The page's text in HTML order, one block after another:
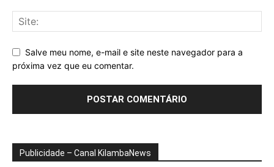
Salve meu nome, e-mail e site neste navegador para a
próxima vez que eu comentar.
Publicidade – Canal KilambaNews